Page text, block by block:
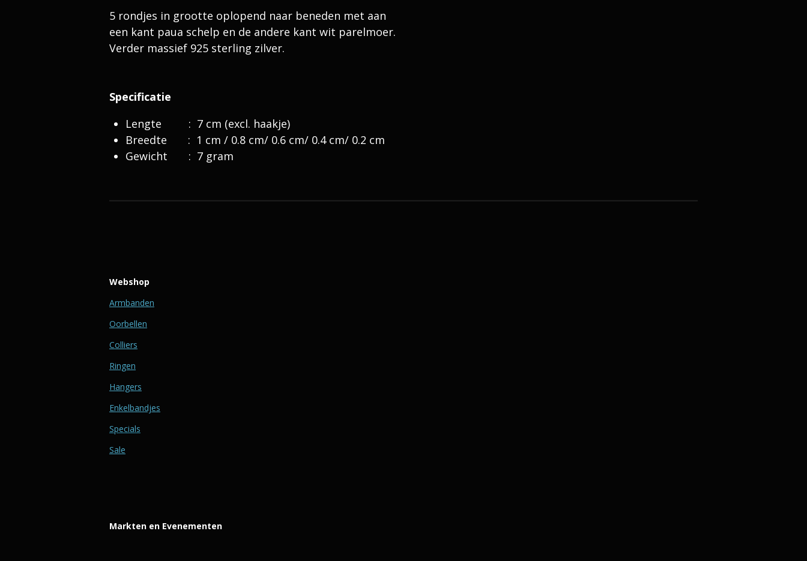
5 rondjes in grootte oplopend naar beneden met aan
een kant paua schelp en de andere kant wit parelmoer.
Verder massief 925 sterling zilver.
Specificatie
Lengte : 7 cm (excl. haakje)
Breedte : 1 cm / 0.8 cm/ 0.6 cm/ 0.4 cm/ 0.2 cm
Gewicht : 7 gram
Webshop
Armbanden
Oorbellen
Colliers
Ringen
Hangers
Enkelbandjes
Specials
Sale
Markten en Evenementen